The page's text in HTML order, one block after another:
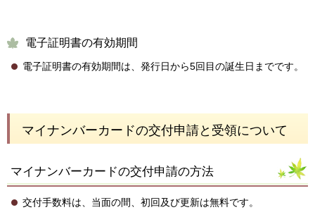
電子証明書の有効期間
電子証明書の有効期間は、発行日から5回目の誕生日までです。
マイナンバーカードの交付申請と受領について
マイナンバーカードの交付申請の方法
交付手数料は、当面の間、初回及び更新は無料です。